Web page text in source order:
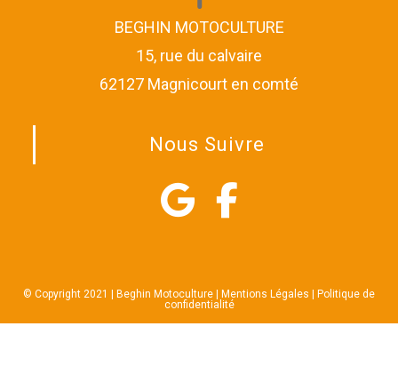
BEGHIN MOTOCULTURE
15, rue du calvaire
62127 Magnicourt en comté
Nous Suivre
© Copyright 2021 | Beghin Motoculture | Mentions Légales
Politique de
confidentialité